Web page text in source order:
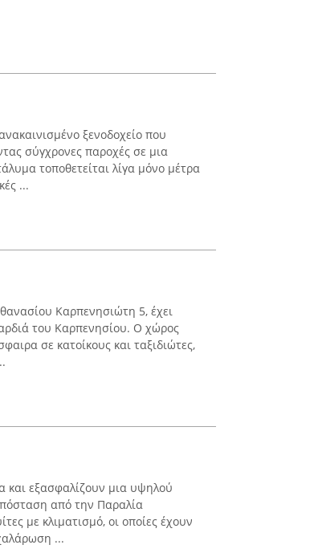
ξενοδοχείο που
σύγχρονες παροχές σε μια
τοποθετείται λίγα μόνο μέτρα
...
Καρπενησιώτη 5, έχει
του Καρπενησίου. Ο χώρος
σε κατοίκους και ταξιδιώτες,
και εξασφαλίζουν μια υψηλού
από την Παραλία
με κλιματισμό, οι οποίες έχουν
...